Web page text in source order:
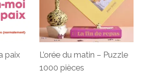
paix
L’orée du matin – Puzzle
1000 pièces